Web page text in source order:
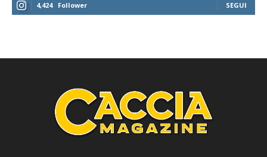
4,424 Follower SEGUI